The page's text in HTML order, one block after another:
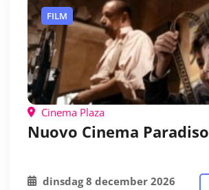
FILM
Cinema Plaza
Nuovo Cinema Paradiso
dinsdag 8 december 2026